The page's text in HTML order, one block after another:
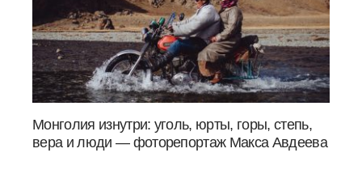
Монголия изнутри: уголь, юрты, горы, степь,
вера и люди — фоторепортаж Макса Авдеева